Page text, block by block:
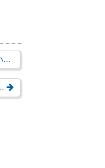
...